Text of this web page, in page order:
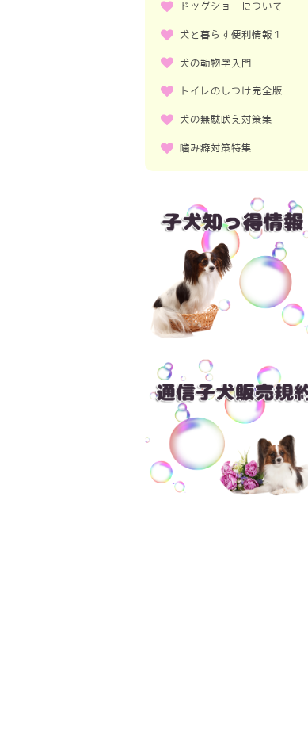
多頭飼いできるのか、小さい子供
ブリーダーから譲りうけるメリッ
どのくらいの寿命か
基本のお手入れ
トイレトレーニングの基本
子犬と遊ぼう！
抜け毛対策
ドッグショーについて
ドッグショーの歴史
犬と暮らす便利情報１
ふせのトレーニング
もってのトレーニング
お部屋のペットのにおいの対策
犬のトレーニングの回数と時間
犬の動物学入門
ふせのトレーニング
ついてのトレーニング
ハウスのトレーニング
お部屋のペットのにおいの対策
犬のトレーニングの回数と時間
トイレのしつけ完全版
うまくできたらほめて
トイレのパターン
トイレをはみ出してしまう
同じ場所で失敗する場合
トイレを外でしかしない場合
犬の無駄吠え対策集
ご飯の準備に吠える
大きな音に吠える
ほめるを上手に活用
乗り物に吠える
散歩中に吠える
バッチフラワーレメディとは？
噛み癖対策特集
子犬の甘噛み対策
掃除機を噛むケース
家具などを噛むケース
お手入れを嫌がるケース
おやつをあげる際のケース
食器を触れると噛むケース
来客に威嚇をするケース